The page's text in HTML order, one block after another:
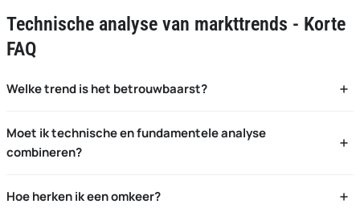
Technische analyse van markttrends - Korte
FAQ
Welke trend is het betrouwbaarst?
gebruikt u secundaire bewegingen plus prijsactie
Moet ik technische en fundamentele analyse
combineren?
Hoe herken ik een omkeer?